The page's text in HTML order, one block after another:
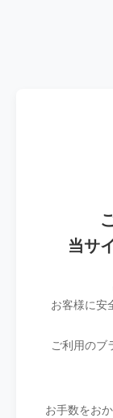
当サ
お客様に安
ご利用のブ
お手数をお